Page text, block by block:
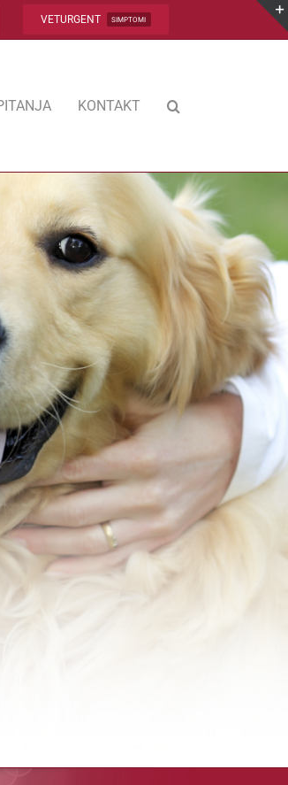
VETURGENT SIMPTOMI
KONTAKT